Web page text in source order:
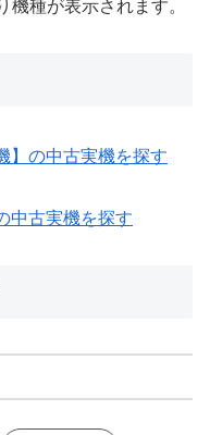
機種が表示されます。
】の中古実機を探す
中古実機を探す